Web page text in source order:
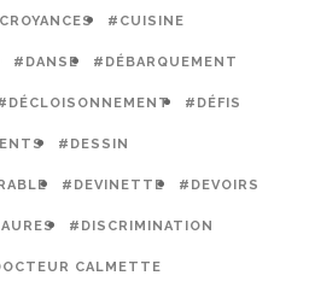
#CUISINE
#DANSE #DÉBARQUEMENT
#DÉFIS
#DESSIN
#DEVINETTE #DEVOIRS
#DISCRIMINATION
CALMETTE